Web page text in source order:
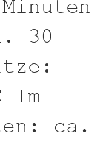
30
Im
ca.